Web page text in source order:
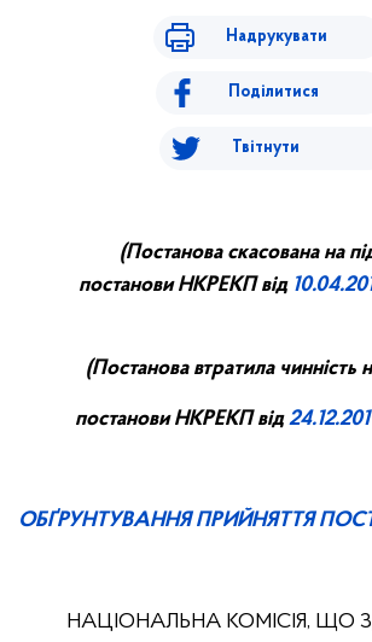
Надрукувати
Поділитися
Твітнути
(Постанова скасована на
постанови НКРЕКП від 10.04
(Постанова втратила чинність
постанови НКРЕКП від
ОБҐРУНТУВАННЯ ПРИЙНЯТТЯ
НАЦІОНАЛЬНА КОМІСІЯ, ЩО